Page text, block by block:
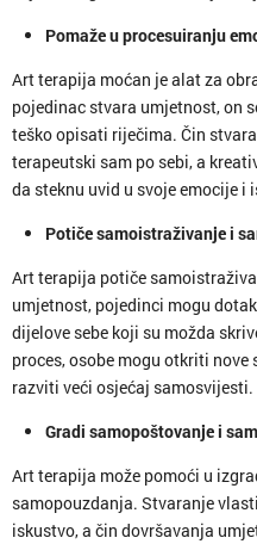
Pomaže u procesuiranju
Art terapija moćan je alat za
pojedinac stvara umjetnost, on
teško opisati riječima. Čin
terapeutski sam po sebi, a
da steknu uvid u svoje emocije i
Potiče samoistraživanje i
Art terapija potiče
umjetnost, pojedinci mogu
dijelove sebe koji su možda
proces, osobe mogu otkriti nove
razviti veći osjećaj samosvijesti.
Gradi samopoštovanje i
Art terapija može pomoći u
samopouzdanja. Stvaranje
iskustvo, a čin dovršavanja